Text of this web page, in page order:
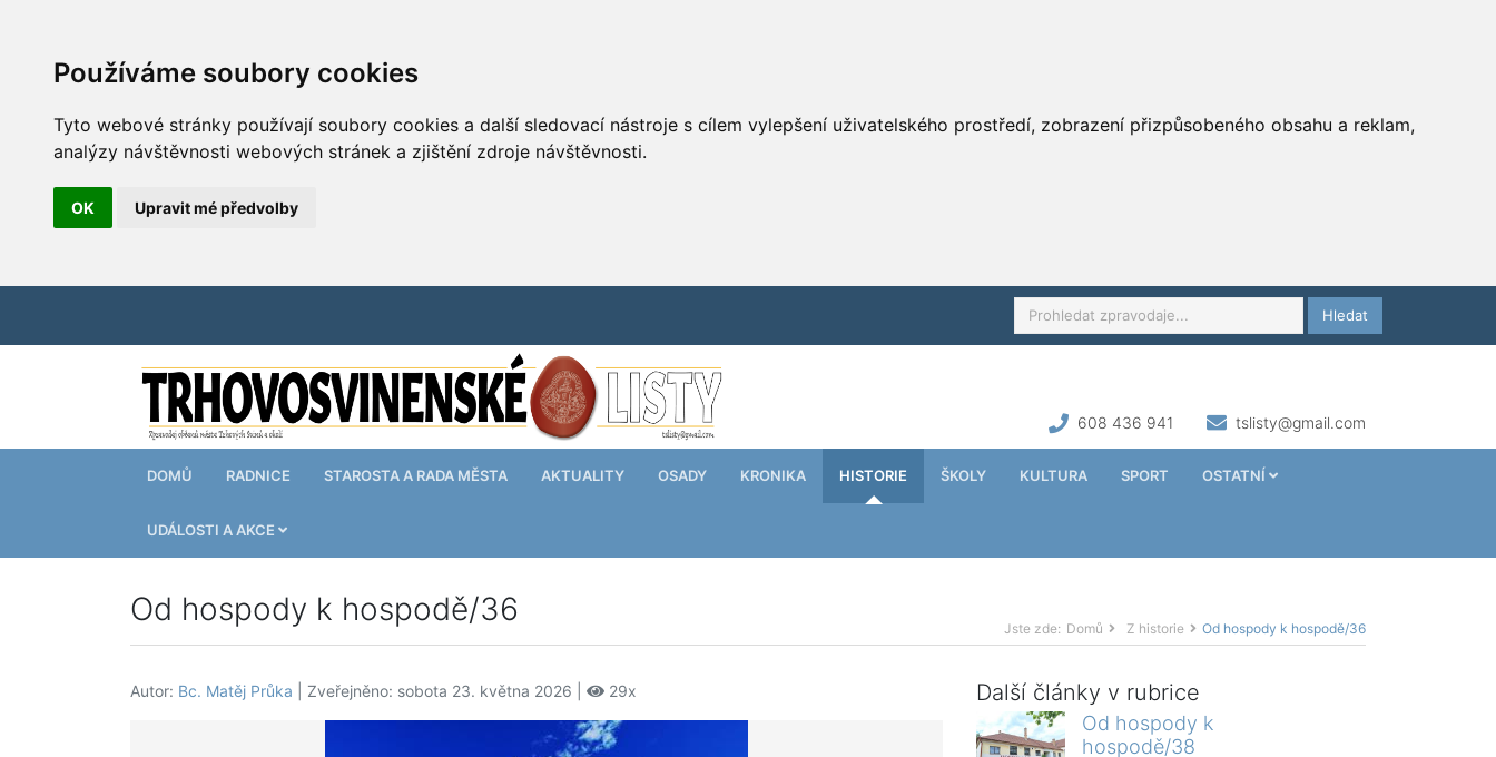
Používáme soubory cookies
Tyto webové stránky používají soubory cookies a další sledovací nástroje s cílem vylepšení uživatelského prostředí, zobrazení přizpůsobeného obsahu a reklam,
analýzy návštěvnosti webových stránek a zjištění zdroje návštěvnosti.
OK Upravit mé předvolby
Hledat
608 436 941 tslisty@gmail.com
DOMŮ RADNICE STAROSTA A RADA MĚSTA AKTUALITY OSADY KRONIKA HISTORIE ŠKOLY KULTURA SPORT OSTATNÍ
UDÁLOSTI A AKCE
Od hospody k hospodě/36
Jste zde: Domů Z historie Od hospody k hospodě/36
Autor: Bc. Matěj Průka | Zveřejněno: sobota 23. května 2026 | 29x Další články v rubrice
Od hospody k
hospodě/38